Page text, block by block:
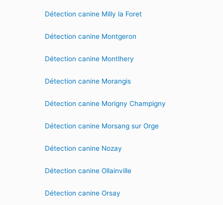
Détection canine Milly la Foret
Détection canine Montgeron
Détection canine Montlhery
Détection canine Morangis
Détection canine Morigny Champigny
Détection canine Morsang sur Orge
Détection canine Nozay
Détection canine Ollainville
Détection canine Orsay